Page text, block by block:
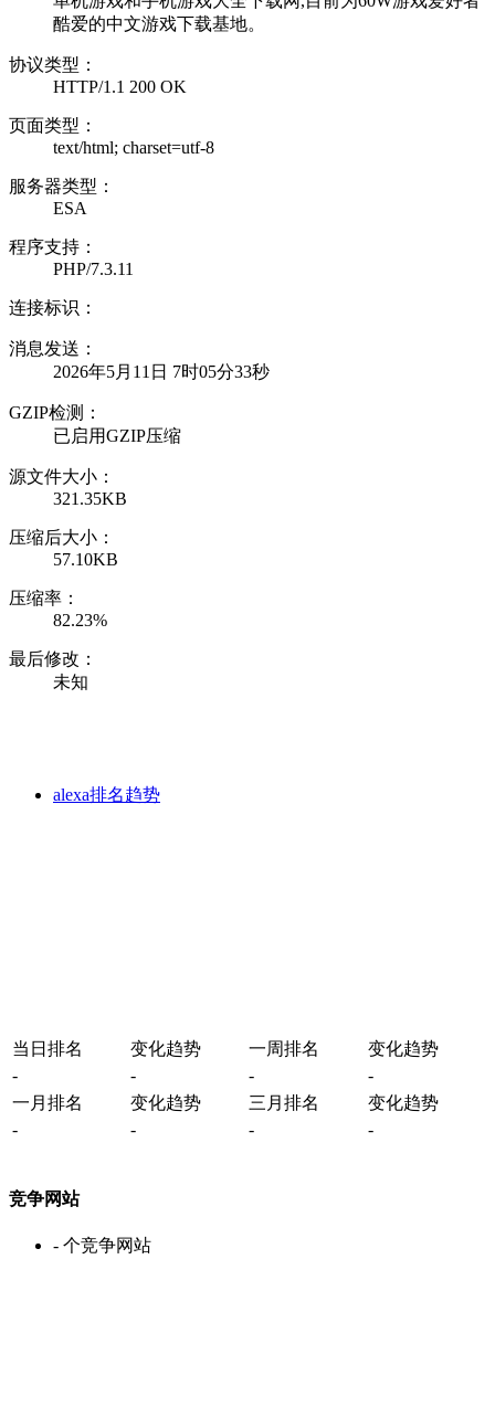
酷爱的中文游戏下载基地。
协议类型：
HTTP/1.1 200 OK
页面类型：
text/html; charset=utf-8
服务器类型：
ESA
程序支持：
PHP/7.3.11
连接标识：
消息发送：
2026年5月11日 7时05分33秒
GZIP检测：
已启用GZIP压缩
源文件大小：
321.35KB
压缩后大小：
57.10KB
压缩率：
82.23%
最后修改：
未知
alexa排名趋势
当日排名 变化趋势 一周排名
变化趋势
-
- -
-
一月排名
变化趋势 三月排名
变化趋势
-
- - -
竞争网站
- 个竞争网站